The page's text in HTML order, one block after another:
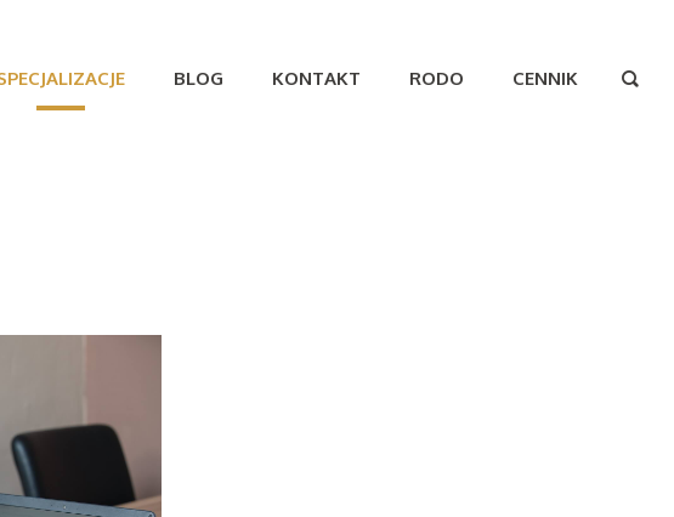
BLOG KONTAKT RODO CENNIK 